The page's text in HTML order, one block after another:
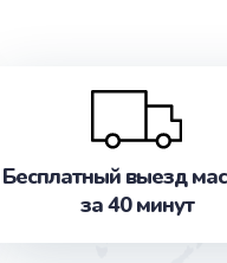
Бесплатный выезд
за 40 минут